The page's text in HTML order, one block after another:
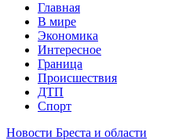
Главная
В мире
Экономика
Интересное
Граница
Происшествия
ДТП
Спорт
Новости Бреста и области